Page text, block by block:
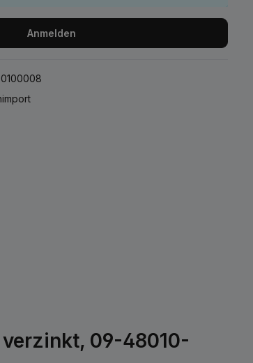
Anmelden
09-48010-